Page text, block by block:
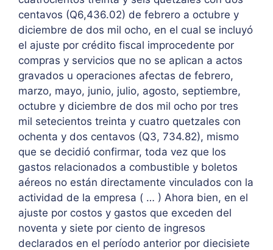
centavos (Q6,436.02) de febrero a octubre y
diciembre de dos mil ocho, en el cual se incluyó
el ajuste por crédito fiscal improcedente por
compras y servicios que no se aplican a actos
gravados u operaciones afectas de febrero,
marzo, mayo, junio, julio, agosto, septiembre,
octubre y diciembre de dos mil ocho por tres
mil setecientos treinta y cuatro quetzales con
ochenta y dos centavos (Q3, 734.82), mismo
que se decidió confirmar, toda vez que los
gastos relacionados a combustible y boletos
aéreos no están directamente vinculados con la
actividad de la empresa ( … ) Ahora bien, en el
ajuste por costos y gastos que exceden del
noventa y siete por ciento de ingresos
declarados en el período anterior por diecisiete